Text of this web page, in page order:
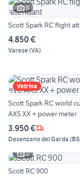
6
Scott Spark RC flight
4.850 €
Varese(VA)
Vetrina
Scott Spark RC world
AXS XX + power meter
3.950 €
Desenzano del Garda (BS
2
Scott RC 900